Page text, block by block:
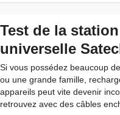
Test de la
universelle
Si vous possédez beaucoup
ou une grande famille,
appareils peut vite devenir
retrouvez avec des câbles